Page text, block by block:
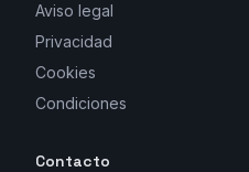
Aviso legal
Privacidad
Cookies
Condiciones
Contacto